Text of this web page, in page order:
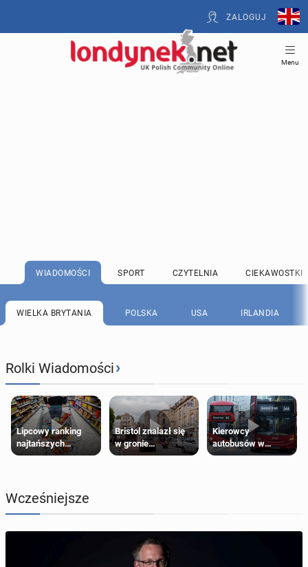
ZALOGUJ
Menu
WIADOMOŚCI SPORT CZYTELNIA CIEKAWOSTKI
WIELKA BRYTANIA POLSKA USA IRLANDIA
Rolki Wiadomości›
Lipcowy ranking
najtańszych
supermarketów
Bristol znalazł się
w gronie
najlepszych
Kierowcy
autobusów w
Londynie
Wcześniejsze